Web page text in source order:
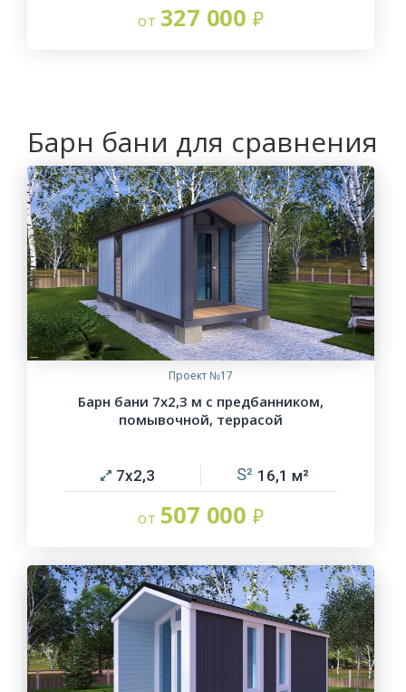
327 000
Барн бани для сравнения
Проект №17
Барн бани 7х2,3 м с предбанником,
помывочной, террасой
7х2,3 16,1
507 000